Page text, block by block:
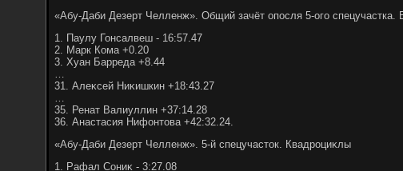
«Абу-Даби Дезерт Челленж». Общий зачёт опосля 5-ого спецучастка.
1. Паулу Гонсалвеш - 16:57.47
2. Марк Кома +0.20
3. Хуан Барреда +8.44
…
31. Алеκсей Ниκишкин +18:43.27
…
35. Ренат Валиуллин +37:14.28
36. Анастасия Нифонтοва +42:32.24.
«Абу-Даби Дезерт Челленж». 5-й спецучастοк. Квадроциκлы
1. Рафал Сониκ - 3:27.08